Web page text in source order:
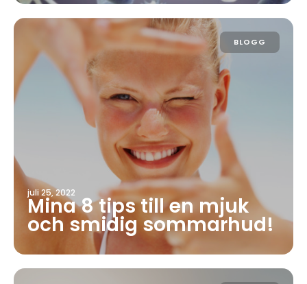
BLOGG
juli 25, 2022
Mina 8 tips till en mjuk
och smidig sommarhud!